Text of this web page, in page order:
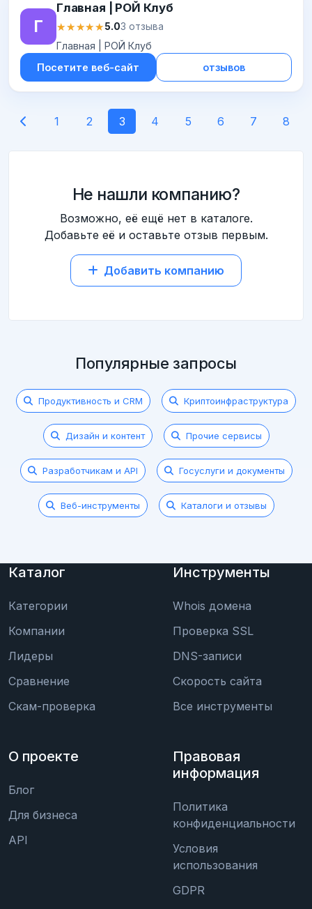
Г
Главная | РОЙ Клуб
★★★★★
★★★★★5.03 отзыва
Главная | РОЙ Клуб
Посетите веб-сайт
отзывов
1 2 3 4 5 6 7 8
Не нашли компанию?
Возможно, её ещё нет в каталоге.
Добавьте её и оставьте отзыв первым.
Добавить компанию
Популярные запросы
Продуктивность и CRM Криптоинфраструктура
Дизайн и контент Прочие сервисы
Разработчикам и API Госуслуги и документы
Веб-инструменты Каталоги и отзывы
Каталог
Категории
Компании
Лидеры
Сравнение
Скам-проверка
Инструменты
Whois домена
Проверка SSL
DNS-записи
Скорость сайта
Все инструменты
О проекте
Блог
Для бизнеса
API
Правовая
информация
Политика
конфиденциальности
Условия
использования
GDPR